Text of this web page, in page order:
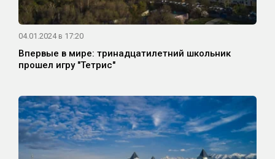
04.01.2024 в 17:20
Впервые в мире: тринадцатилетний школьник
прошел игру "Тетрис"